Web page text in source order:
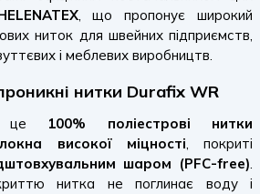
, що пропонує широкий
ниток для швейних підприємств,
і меблевих виробництв.
нитки Durafix WR
100% поліестрові нитки
високої міцності, покриті
шаром (PFC-free).
нитка не поглинає воду і